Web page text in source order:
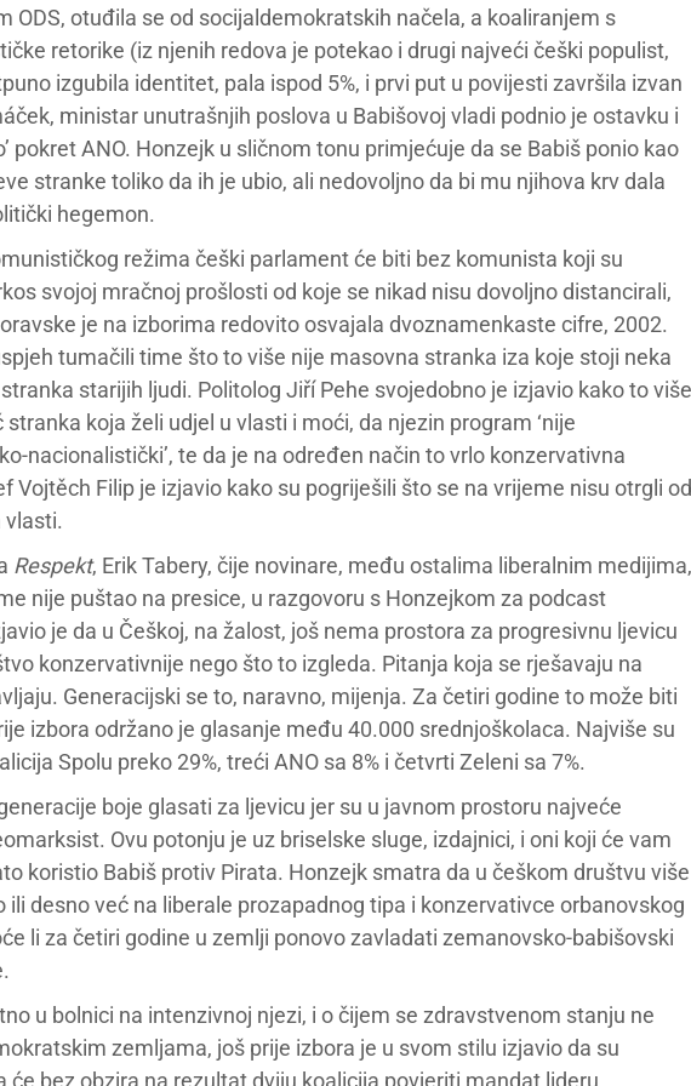
ODS, otuđila se od socijaldemokratskih načela, a koaliranjem s
retorike (iz njenih redova je potekao i drugi najveći češki populist,
izgubila identitet, pala ispod 5%, i prvi put u povijesti završila izvan
ministar unutrašnjih poslova u Babišovoj vladi podnio je ostavku i
pokret ANO. Honzejk u sličnom tonu primjećuje da se Babiš ponio kao
stranke toliko da ih je ubio, ali nedovoljno da bi mu njihova krv dala
hegemon.
režima češki parlament će biti bez komunista koji su
svojoj mračnoj prošlosti od koje se nikad nisu dovoljno distancirali,
je na izborima redovito osvajala dvoznamenkaste cifre, 2002.
tumačili time što to više nije masovna stranka iza koje stoji neka
starijih ljudi. Politolog Jiří Pehe svojedobno je izjavio kako to više
stranka koja želi udjel u vlasti i moći, da njezin program ‘nije
nacionalistički’, te da je na određen način to vrlo konzervativna
Vojtěch Filip je izjavio kako su pogriješili što se na vrijeme nisu otrgli od
vlasti.
Respekt, Erik Tabery, čije novinare, među ostalima liberalnim medijima,
nije puštao na presice, u razgovoru s Honzejkom za podcast
je da u Češkoj, na žalost, još nema prostora za progresivnu ljevicu
konzervativnije nego što to izgleda. Pitanja koja se rješavaju na
Generacijski se to, naravno, mijenja. Za četiri godine to može biti
izbora održano je glasanje među 40.000 srednjoškolaca. Najviše su
Spolu preko 29%, treći ANO sa 8% i četvrti Zeleni sa 7%.
boje glasati za ljevicu jer su u javnom prostoru najveće
Ovu potonju je uz briselske sluge, izdajnici, i oni koji će vam
koristio Babiš protiv Pirata. Honzejk smatra da u češkom društvu više
desno već na liberale prozapadnog tipa i konzervativce orbanovskog
li za četiri godine u zemlji ponovo zavladati zemanovsko-babišovski
u bolnici na intenzivnoj njezi, i o čijem se zdravstvenom stanju ne
zemljama, još prije izbora je u svom stilu izjavio da su
će bez obzira na rezultat dviju koalicija povjeriti mandat lideru